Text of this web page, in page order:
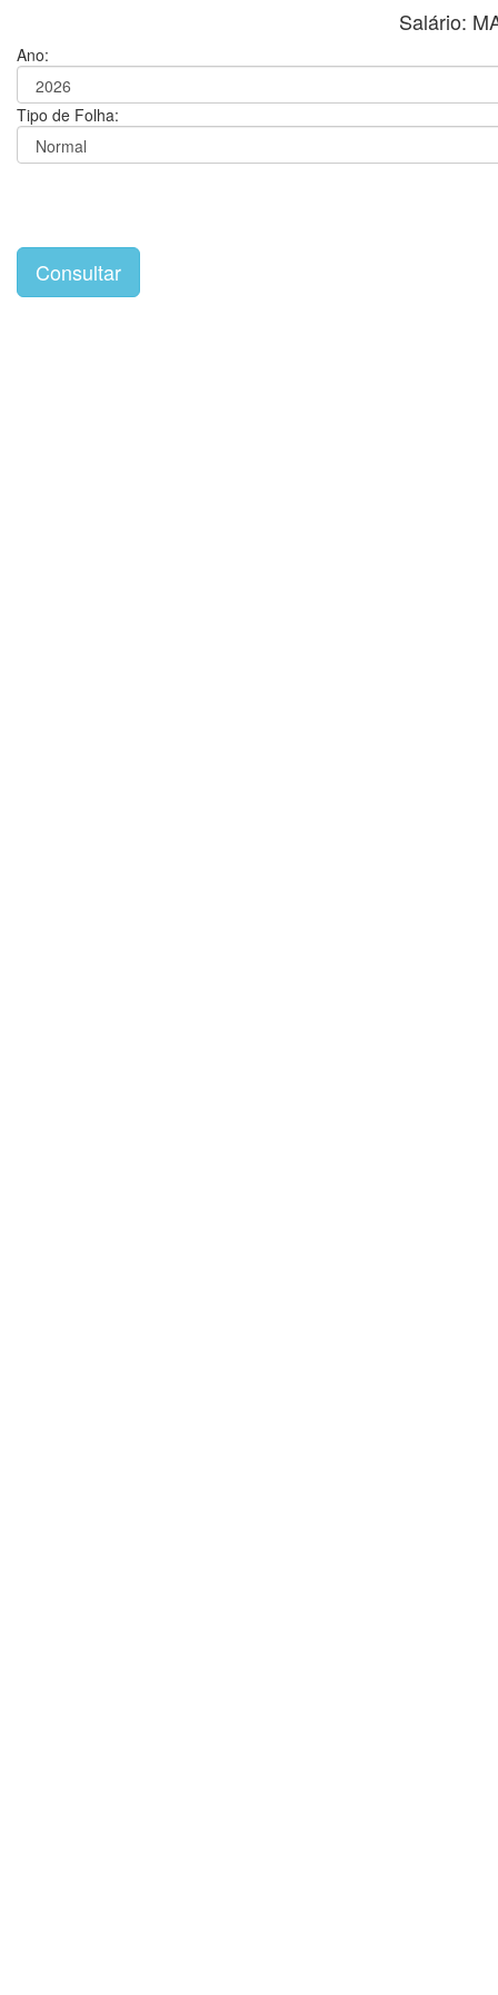
Salário:
Ano:
Tipo de Folha: